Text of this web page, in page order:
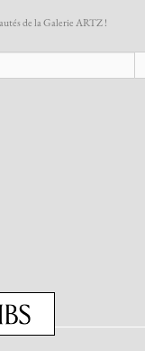
de la Galerie ARTZ !